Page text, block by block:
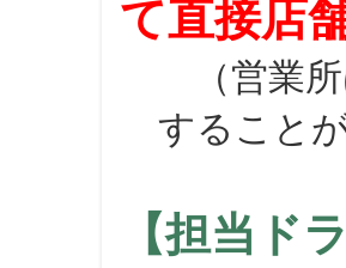
て直接店
（営業所
すること
【担当ド